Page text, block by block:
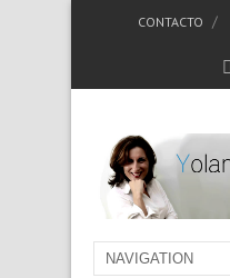
CONTACTO